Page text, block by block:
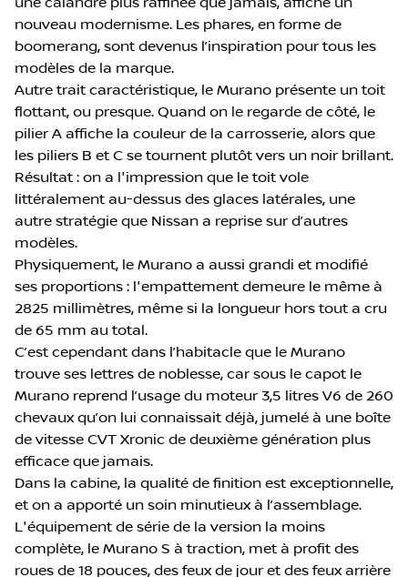
nouveau modernisme. Les phares, en forme de
boomerang, sont devenus l’inspiration pour tous les
modèles de la marque.
Autre trait caractéristique, le Murano présente un toit
flottant, ou presque. Quand on le regarde de côté, le
pilier A affiche la couleur de la carrosserie, alors que
les piliers B et C se tournent plutôt vers un noir brillant.
Résultat : on a l'impression que le toit vole
littéralement au-dessus des glaces latérales, une
autre stratégie que Nissan a reprise sur d’autres
modèles.
Physiquement, le Murano a aussi grandi et modifié
ses proportions : l'empattement demeure le même à
2825 millimètres, même si la longueur hors tout a cru
de 65 mm au total.
C’est cependant dans l’habitacle que le Murano
trouve ses lettres de noblesse, car sous le capot le
Murano reprend l’usage du moteur 3,5 litres V6 de 260
chevaux qu’on lui connaissait déjà, jumelé à une boîte
de vitesse CVT Xronic de deuxième génération plus
efficace que jamais.
Dans la cabine, la qualité de finition est exceptionnelle,
et on a apporté un soin minutieux à l’assemblage.
L'équipement de série de la version la moins
complète, le Murano S à traction, met à profit des
roues de 18 pouces, des feux de jour et des feux arrière